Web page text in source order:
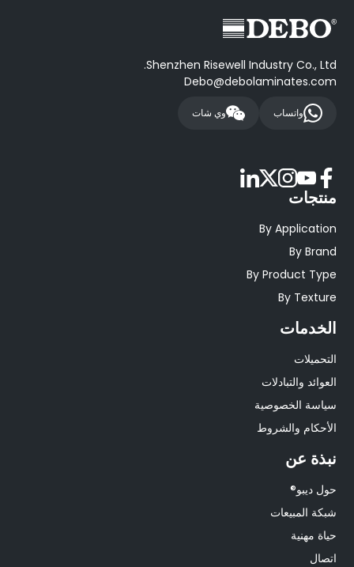
Shenzhen Risewell Industry Co., Ltd.
Debo@debolaminates.com
واتساب وي شات
منتجات
By Application
By Brand
By Product Type
By Texture
الخدمات
التحميلات
العوائد والتبادلات
سياسة الخصوصية
الأحكام والشروط
نبذة عن
حول ديبو®
شبكة المبيعات
حياة مهنية
اتصال